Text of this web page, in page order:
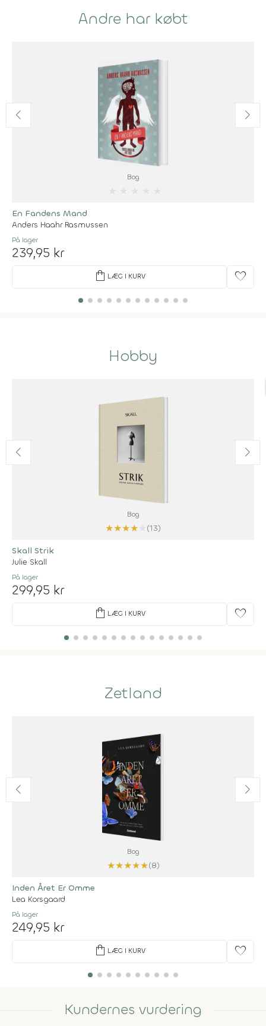
Andre har købt
Bog
En Fandens Mand
Anders Haahr Rasmussen
På lager
239,95 kr
shopping_bag LÆG I KURV favorite
Hobby
Bog
★★★★
(13)
Skall Strik
Julie Skall
På lager
299,95 kr
shopping_bag LÆG I KURV favorite
Zetland
Bog
★★★★★(8)
Inden Året Er Omme
Lea Korsgaard
På lager
249,95 kr
shopping_bag LÆG I KURV favorite
Kundernes vurdering